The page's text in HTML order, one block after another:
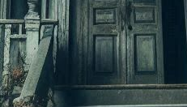
mit der Folkwang Universität